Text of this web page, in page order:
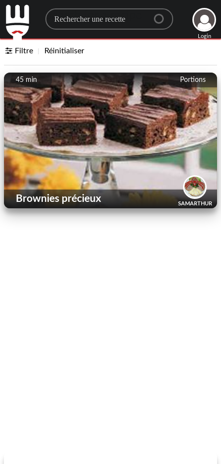
Search for a recipe
Login
Filtre Réinitialiser
Portions
45 min
SAMARTHUR
Brownies précieux